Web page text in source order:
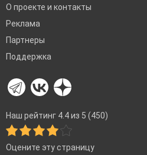
О проекте и контакты
Реклама
Партнеры
Поддержка
Наш рейтинг 4.4 из 5 (450)
Оцените эту страницу